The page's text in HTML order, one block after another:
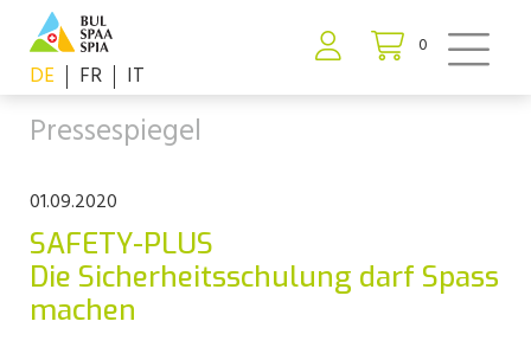
0
DE FR IT
Pressespiegel
01.09.2020
SAFETY-PLUS
Die Sicherheitsschulung darf Spass
machen